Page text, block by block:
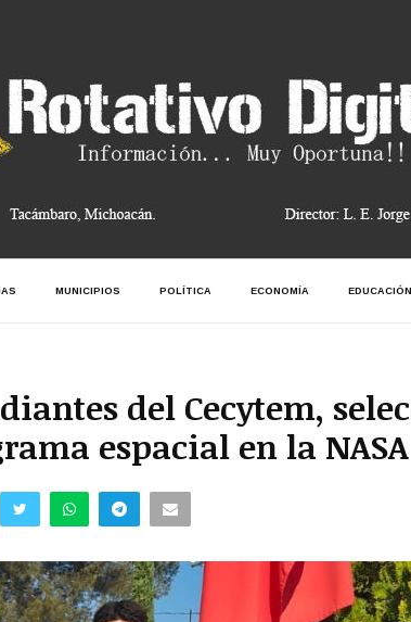
MUNICIPIOS POLÍTICA ECONOMÍA EDUCACIÓN
del Cecytem,
espacial en la NASA